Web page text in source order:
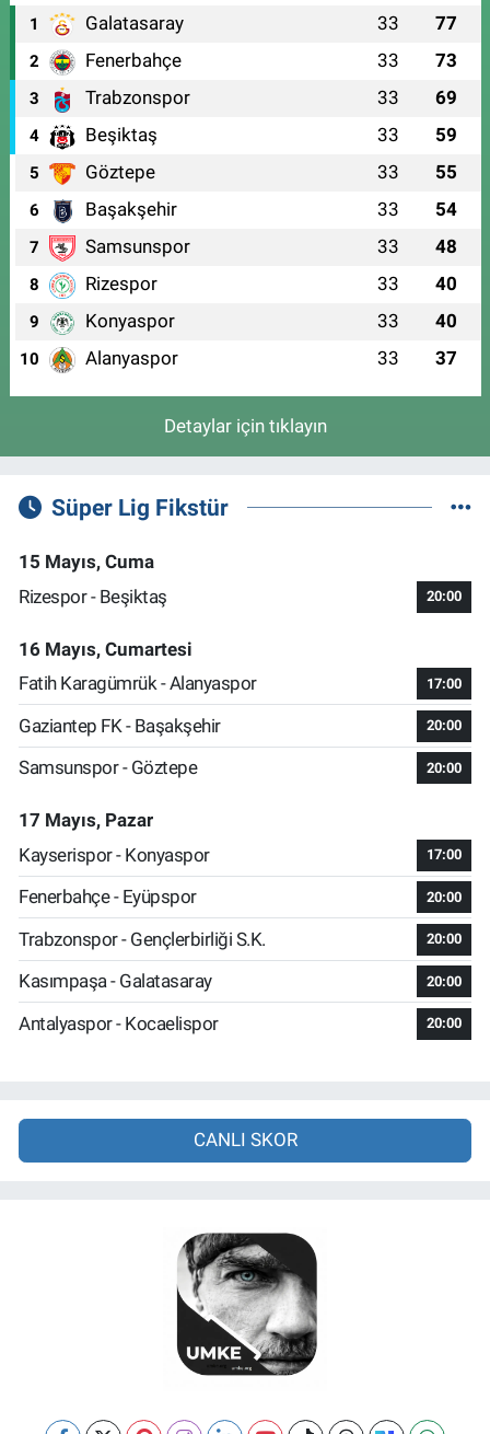
1 Galatasaray 33 77
2 Fenerbahçe 33 73
3 Trabzonspor 33 69
4 Beşiktaş 33 59
5 Göztepe 33 55
6 Başakşehir 33 54
7 Samsunspor 33 48
8 Rizespor 33 40
9 Konyaspor 33 40
10 Alanyaspor 33 37
Detaylar için tıklayın
Süper Lig Fikstür
15 Mayıs, Cuma
Rizespor - Beşiktaş
20:00
16 Mayıs, Cumartesi
Fatih Karagümrük - Alanyaspor
17:00
Gaziantep FK - Başakşehir 20:00
Samsunspor - Göztepe 20:00
17 Mayıs, Pazar
Kayserispor - Konyaspor
17:00
Fenerbahçe - Eyüpspor 20:00
Trabzonspor - Gençlerbirliği S.K. 20:00
Kasımpaşa - Galatasaray 20:00
Antalyaspor - Kocaelispor 20:00
CANLI SKOR